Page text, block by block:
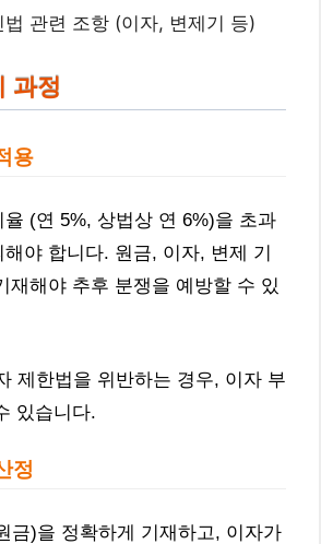
법 관련 조항 (이자, 변제기 등)
과정
용
(연 5%, 상법상 연 6%)을 초과
야 합니다. 원금, 이자, 변제 기
재해야 추후 분쟁을 예방할 수 있
제한법을 위반하는 경우, 이자 부
있습니다.
정
금)을 정확하게 기재하고, 이자가